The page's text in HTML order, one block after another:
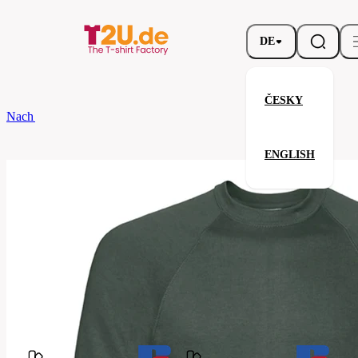
DE
ČESKY
ENGLISH
Nach dem Brand
Parameter
Russell
762M-
Bottle
Green
Verwandte Produkte
Ihre Zufriedenheit ist unsere Priorität.